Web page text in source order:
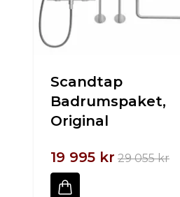
Scandtap
Badrumspaket,
Original
19 995 kr 29 055 kr